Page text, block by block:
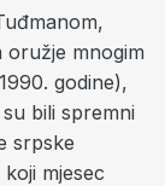
oružje mnogim
godine),
bili spremni
srpske
mjesec